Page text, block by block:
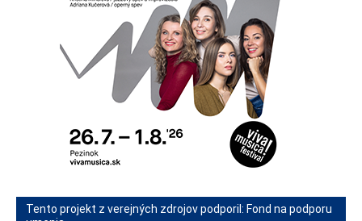
Tento projekt z verejných zdrojov podporil: Fond na podporu